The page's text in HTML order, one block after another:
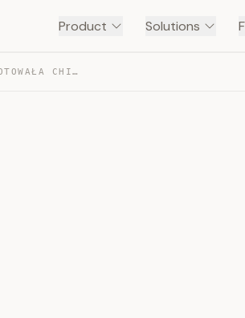
Product Solutions
W JAKI SPOSÓB MASONERIA PRZYGOTOWAŁA CHINY, BY NAS NISZ… — TRANSCRIPT